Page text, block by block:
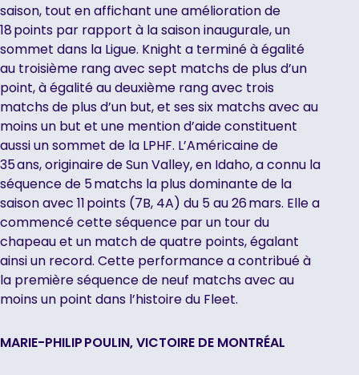
saison, tout en affichant une amélioration de
18 points par rapport à la saison inaugurale, un
sommet dans la Ligue. Knight a terminé à égalité
au troisième rang avec sept matchs de plus d’un
point, à égalité au deuxième rang avec trois
matchs de plus d’un but, et ses six matchs avec au
moins un but et une mention d’aide constituent
aussi un sommet de la LPHF. L’Américaine de
35 ans, originaire de Sun Valley, en Idaho, a connu la
séquence de 5 matchs la plus dominante de la
saison avec 11 points (7B, 4A) du 5 au 26 mars. Elle a
commencé cette séquence par un tour du
chapeau et un match de quatre points, égalant
ainsi un record. Cette performance a contribué à
la première séquence de neuf matchs avec au
moins un point dans l’histoire du Fleet.
MARIE-PHILIP POULIN, VICTOIRE DE MONTRÉAL